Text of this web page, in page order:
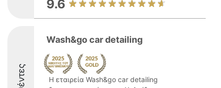
9.6
Wash&go car detailing
Η εταιρεία Wash&go car detailing